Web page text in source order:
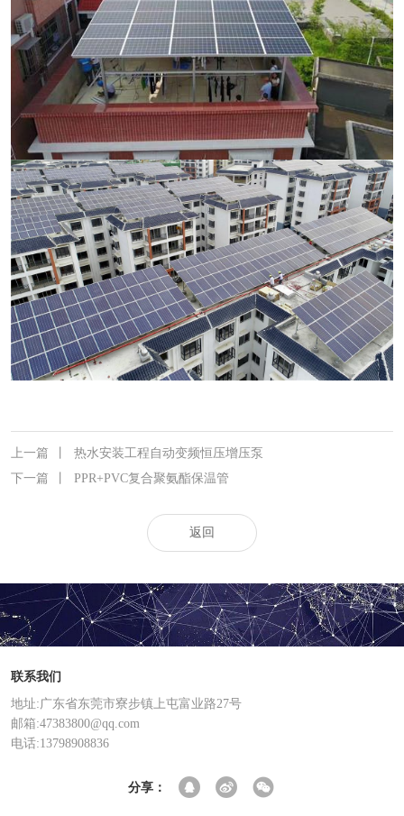
上一篇
热水安装工程自动变频恒压增压泵
下一篇
PPR+PVC复合聚氨酯保温管
返回
联系我们
地址:广东省东莞市寮步镇上屯富业路27号
邮箱:47383800@qq.com
电话:13798908836
分享：